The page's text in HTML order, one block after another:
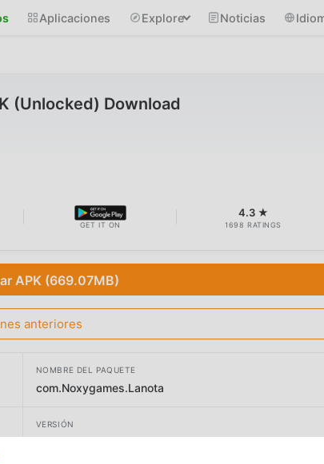
Aplicaciones Explore Noticias
(Unlocked) Download
GET IT ON
4.3 ★
1698 RATINGS
APK (669.07MB)
anteriores
NOMBRE DEL PAQUETE
com.Noxygames.Lanota
VERSIÓN